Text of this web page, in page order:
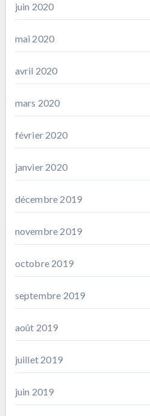
juin 2020
mai 2020
avril 2020
mars 2020
février 2020
janvier 2020
décembre 2019
novembre 2019
octobre 2019
septembre 2019
août 2019
juillet 2019
juin 2019